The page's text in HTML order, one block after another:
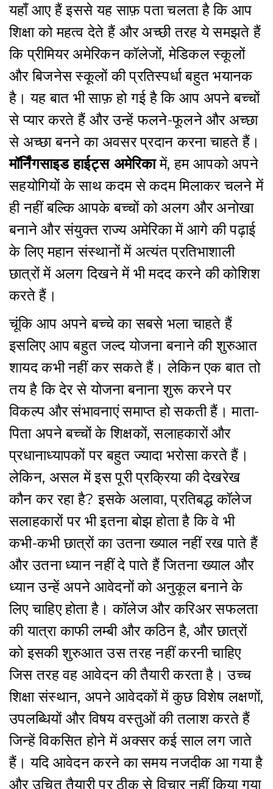
यहाँ आए हैं इससे यह साफ़ पता चलता है कि आप
शिक्षा को महत्व देते हैं और अच्छी तरह ये समझते हैं
कि प्रीमियर अमेरिकन कॉलेजों, मेडिकल स्कूलों
और बिजनेस स्कूलों की प्रतिस्पर्धा बहुत भयानक
है। यह बात भी साफ़ हो गई है कि आप अपने बच्चों
से प्यार करते हैं और उन्हें फलने-फूलने और अच्छा
से अच्छा बनने का अवसर प्रदान करना चाहते हैं।
मॉर्निंगसाइड हाईट्स अमेरिकामें, हम आपको अपने
सहयोगियों के साथ कदम से कदम मिलाकर चलने में
ही नहीं बल्कि आपके बच्चों को अलग और अनोखा
बनाने और संयुक्त राज्य अमेरिका में आगे की पढ़ाई
के लिए महान संस्थानों में अत्यंत प्रतिभाशाली
छात्रों में अलग दिखने में भी मदद करने की कोशिश
करते हैं।
चूंकि आप अपने बच्चे का सबसे भला चाहते हैं
इसलिए आप बहुत जल्द योजना बनाने की शुरुआत
शायद कभी नहीं कर सकते हैं। लेकिन एक बात तो
तय है कि देर से योजना बनाना शुरू करने पर
विकल्प और संभावनाएं समाप्त हो सकती हैं। माता-
पिता अपने बच्चों के शिक्षकों, सलाहकारों और
प्रधानाध्यापकों पर बहुत ज्यादा भरोसा करते हैं।
लेकिन, असल में इस पूरी प्रक्रिया की देखरेख
कौन कर रहा है? इसके अलावा, प्रतिबद्ध कॉलेज
सलाहकारों पर भी इतना बोझ होता है कि वे भी
कभी-कभी छात्रों का उतना ख्याल नहीं रख पाते हैं
और उतना ध्यान नहीं दे पाते हैं जितना ख्याल और
ध्यान उन्हें अपने आवेदनों को अनुकूल बनाने के
लिए चाहिए होता है। कॉलेज और करिअर सफलता
की यात्रा काफी लम्बी और कठिन है, और छात्रों
को इसकी शुरुआत उस तरह नहीं करनी चाहिए
जिस तरह वह आवेदन की तैयारी करता है। उच्च
शिक्षा संस्थान, अपने आवेदकों में कुछ विशेष लक्षणों,
उपलब्धियों और विषय वस्तुओं की तलाश करते हैं
जिन्हें विकसित होने में अक्सर कई साल लग जाते
हैं। यदि आवेदन करने का समय नजदीक आ गया है
और उचित तैयारी पर ठीक से विचार नहीं किया गया